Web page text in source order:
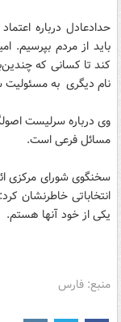
حدادعادل درباره
باید از مردم بپرسیم.
کند تا کسانی که
نام دیگری به
وی درباره سرلیست
مسائل فرعی است.
سخنگوی شورای مرکزی
انتخاباتی خاطرنشان
یکی از خود آنها هستم.
منبع: فارس